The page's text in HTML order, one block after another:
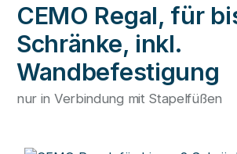
CEMO Regal, für
Schränke, inkl.
Wandbefestigung
nur in Verbindung mit Stapelfüßen